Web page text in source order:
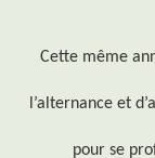
Cette même
l’alternance et
pour se